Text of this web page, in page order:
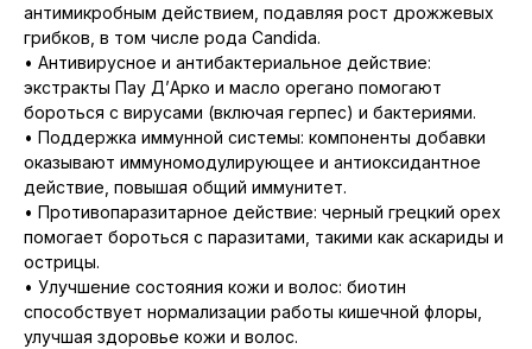
антимикробным действием, подавляя рост дрожжевых
грибков, в том числе рода Candida.
• Антивирусное и антибактериальное действие:
экстракты Пау Д’Арко и масло орегано помогают
бороться с вирусами (включая герпес) и бактериями.
• Поддержка иммунной системы: компоненты добавки
оказывают иммуномодулирующее и антиоксидантное
действие, повышая общий иммунитет.
• Противопаразитарное действие: черный грецкий орех
помогает бороться с паразитами, такими как аскариды и
острицы.
• Улучшение состояния кожи и волос: биотин
способствует нормализации работы кишечной флоры,
улучшая здоровье кожи и волос.